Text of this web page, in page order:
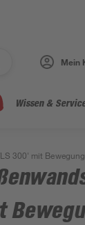
Mein
Wissen &
300' mit